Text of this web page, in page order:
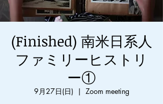
(Finished) 南米日系人
ファミリーヒストリ
ー①
9月27日(日)
  |
Zoom meeting